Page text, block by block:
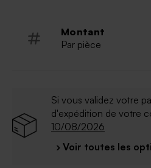
Montant
Par pièce
Si vous validez votre
d'expédition de votre
10/08/2026
› Voir toutes les